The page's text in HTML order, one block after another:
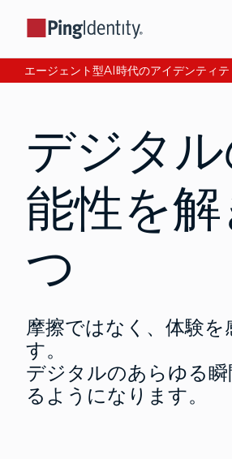
デジタ
能性を
つ
摩擦ではなく、体験を
す。
デジタルのあらゆる瞬
るようになります。